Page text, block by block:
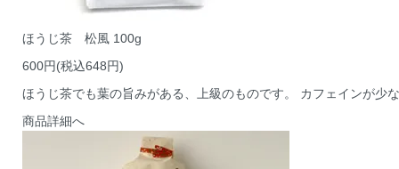
ほうじ茶 松風 100g
600円(税込648円)
ほうじ茶でも葉の旨みがある、上級のものです。 カフェインが少
商品詳細へ